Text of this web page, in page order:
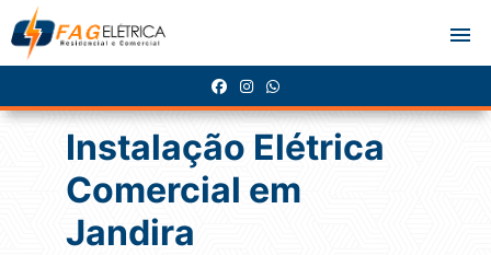
Instalação Elétrica
Comercial em
Jandira